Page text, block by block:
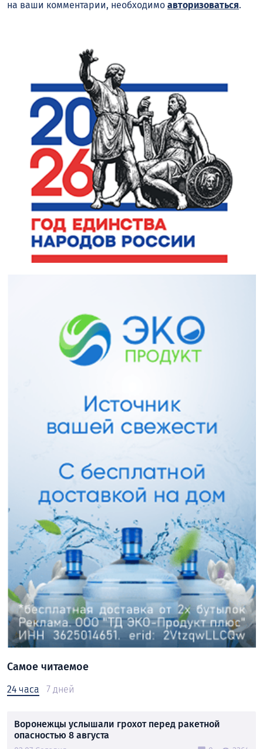
на ваши комментарии, необходимо авторизоваться.
Самое читаемое
24 часа 7 дней
Воронежцы услышали грохот перед ракетной
опасностью 8 августа